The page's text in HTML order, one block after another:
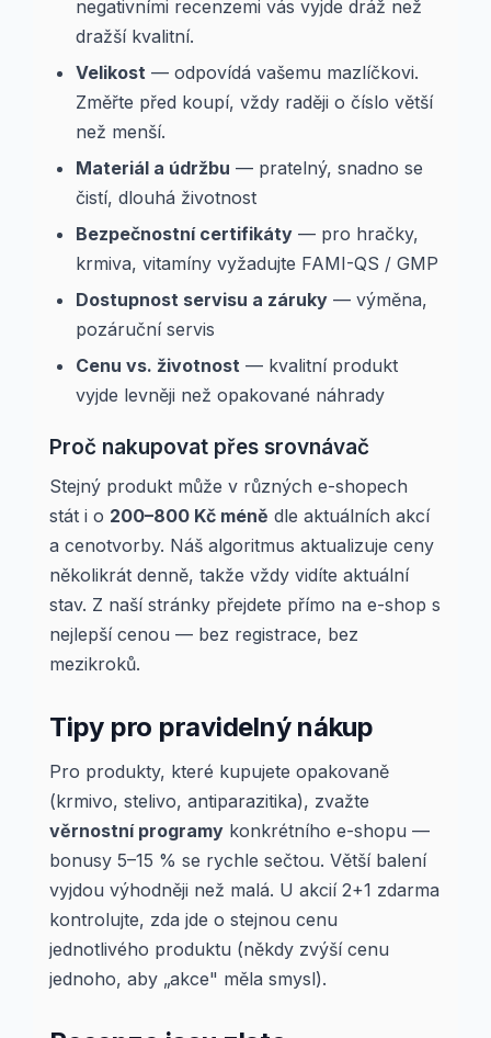
negativními recenzemi vás vyjde dráž než
dražší kvalitní.
Velikost — odpovídá vašemu mazlíčkovi.
Změřte před koupí, vždy raději o číslo větší
než menší.
Materiál a údržbu — pratelný, snadno se
čistí, dlouhá životnost
Bezpečnostní certifikáty — pro hračky,
krmiva, vitamíny vyžadujte FAMI-QS / GMP
Dostupnost servisu a záruky — výměna,
pozáruční servis
Cenu vs. životnost — kvalitní produkt
vyjde levněji než opakované náhrady
Proč nakupovat přes srovnávač
Stejný produkt může v různých e-shopech
stát i o 200–800 Kč méně dle aktuálních akcí
a cenotvorby. Náš algoritmus aktualizuje ceny
několikrát denně, takže vždy vidíte aktuální
stav. Z naší stránky přejdete přímo na e-shop s
nejlepší cenou — bez registrace, bez
mezikroků.
Tipy pro pravidelný nákup
Pro produkty, které kupujete opakovaně
(krmivo, stelivo, antiparazitika), zvažte
věrnostní programy konkrétního e-shopu —
bonusy 5–15 % se rychle sečtou. Větší balení
vyjdou výhodněji než malá. U akcií 2+1 zdarma
kontrolujte, zda jde o stejnou cenu
jednotlivého produktu (někdy zvýší cenu
jednoho, aby „akce" měla smysl).